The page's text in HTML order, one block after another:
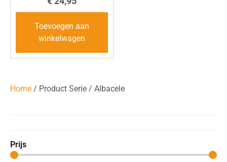
Prijs
Toevoegen aan
winkelwagen
Home / Product Serie / Albacele